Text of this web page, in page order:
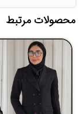
محصولات مرتبط